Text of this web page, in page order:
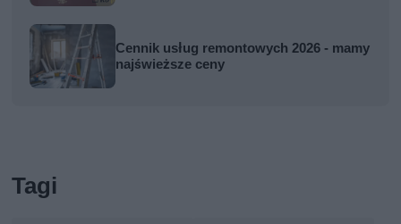
Cennik usług remontowych 2026 - mamy
najświeższe ceny
Tagi